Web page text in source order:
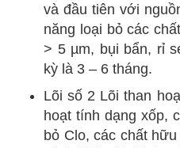
và đầu tiên với
năng loại bỏ các
> 5 µm, bụi bẩn, rỉ
kỳ là 3 – 6 tháng.
Lõi số 2 Lõi than
hoạt tính dạng xốp,
bỏ Clo, các chất